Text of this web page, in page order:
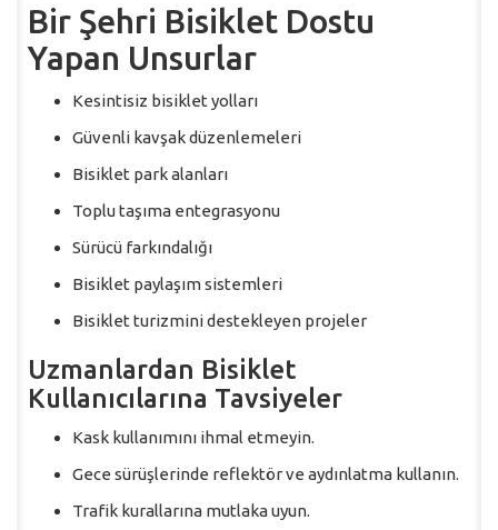
Bir Şehri Bisiklet Dostu
Yapan Unsurlar
Kesintisiz bisiklet yolları
Güvenli kavşak düzenlemeleri
Bisiklet park alanları
Toplu taşıma entegrasyonu
Sürücü farkındalığı
Bisiklet paylaşım sistemleri
Bisiklet turizmini destekleyen projeler
Uzmanlardan Bisiklet
Kullanıcılarına Tavsiyeler
Kask kullanımını ihmal etmeyin.
Gece sürüşlerinde reflektör ve aydınlatma kullanın.
Trafik kurallarına mutlaka uyun.